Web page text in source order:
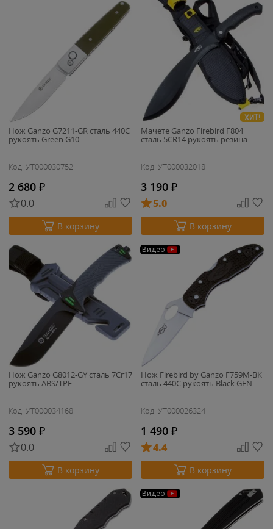
Нож Ganzo G7211-GR cталь 440C
рукоять Green G10
Код: УТ000030752
2 680 ₽
0.0
В корзину
ХИТ!
Мачете Ganzo Firebird F804
cталь 5CR14 рукоять резина
Код: УТ000032018
3 190 ₽
5.0
В корзину
Нож Ganzo G8012-GY cталь 7Cr17
рукоять ABS/TPE
Код: УТ000034168
3 590 ₽
0.0
В корзину
Видео
Нож Firebird by Ganzo F759M-BK
cталь 440C рукоять Black GFN
Код: УТ000026324
1 490 ₽
4.4
В корзину
Видео